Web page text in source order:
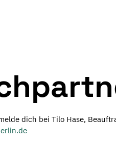
dich bei Tilo Hase,